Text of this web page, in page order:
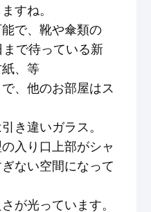
すね。
で、靴や傘類の
で待っている新
、等
、他のお部屋はス
き違いガラス。
入り口上部がシャ
ない空間になって
が光っています。